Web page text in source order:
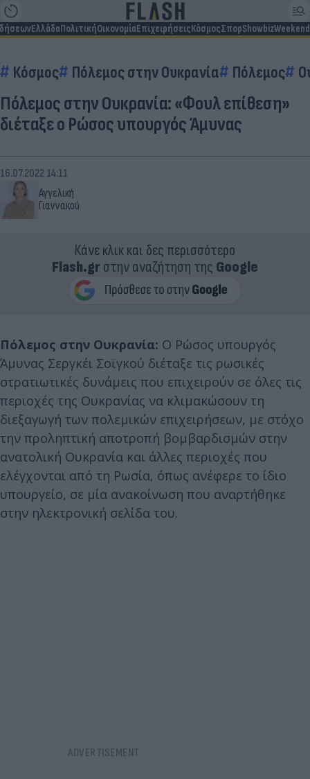
ΕλλάδαΠολιτικήΟικονομίαΕπιχειρήσειςΚόσμοςΣπορShowbizWeekend
Κόσμος Πόλεμος στην Ουκρανία Πόλεμος
Πόλεμος στην Ουκρανία: «Φουλ επίθεση»
διέταξε ο Ρώσος υπουργός Άμυνας
Αγγελική
Γιαννακού
16.07.2022 14:11
Κάνε κλικ και δες περισσότερο
Flash.grστην αναζήτηση της Google
Πόλεμος στην Ουκρανία: Ο Ρώσος υπουργός
Άμυνας Σεργκέι Σοϊγκού διέταξε τις ρωσικές
στρατιωτικές δυνάμεις που επιχειρούν σε όλες τις
περιοχές της Ουκρανίας να κλιμακώσουν τη
διεξαγωγή των πολεμικών επιχειρήσεων, με στόχο
την προληπτική αποτροπή βομβαρδισμών στην
ανατολική Ουκρανία και άλλες περιοχές που
ελέγχονται από τη Ρωσία, όπως ανέφερε το ίδιο
υπουργείο, σε μία ανακοίνωση που αναρτήθηκε
στην ηλεκτρονική σελίδα του.